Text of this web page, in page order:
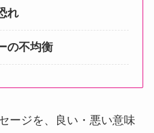
れ
の不均衡
ージを、良い・悪い意味